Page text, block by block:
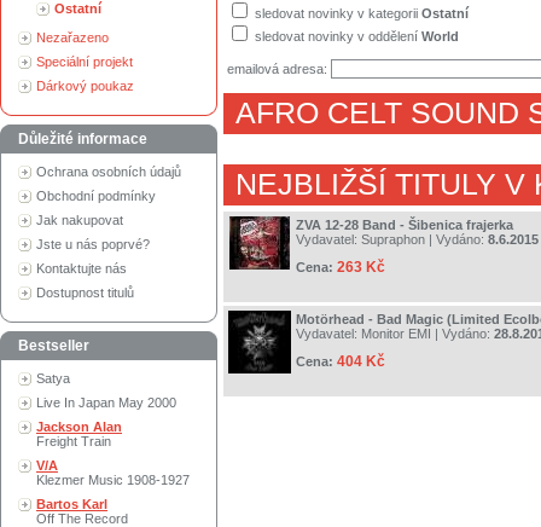
Ostatní
Nezařazeno
Speciální projekt
Dárkový poukaz
Důležité informace
Ochrana osobních údajů
Obchodní podmínky
Jak nakupovat
Jste u nás poprvé?
Kontaktujte nás
Dostupnost titulů
Bestseller
Satya
Live In Japan May 2000
Jackson Alan
Freight Train
V/A
Klezmer Music 1908-1927
Bartos Karl
Off The Record
sledovat novinky v kategorii Ostatní
sledovat novinky v oddělení World
emailová adresa:
AFRO CELT SOUND
NEJBLIŽŠÍ TITULY V
ZVA 12-28 Band - Šibenica frajerka
Vydavatel: Supraphon | Vydáno: 8.6.2015
Cena: 263 Kč
Motörhead - Bad Magic (Limited
Vydavatel: Monitor EMI | Vydáno:
Cena: 404 Kč